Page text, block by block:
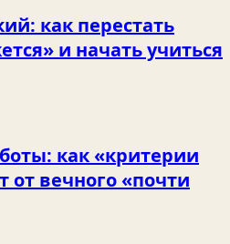
как перестать
и начать учиться
как «критерии
от вечного «почти